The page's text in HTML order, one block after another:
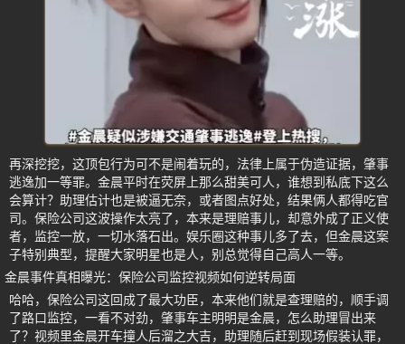
再深挖挖，这顶包行为可不是闹着玩的，法律上属于伪造证据，肇事
逃逸加一等罪。金晨平时在荧屏上那么甜美可人，谁想到私底下这么
会算计？助理估计也是被逼无奈，或者图点好处，结果俩人都得吃官
司。保险公司这波操作太亮了，本来是理赔事儿，却意外成了正义使
者，监控一放，一切水落石出。娱乐圈这种事儿多了去，但金晨这案
子特别典型，提醒大家明星也是人，别总觉得自己高人一等。
金晨事件真相曝光：保险公司监控视频如何逆转局面
哈哈，保险公司这回成了最大功臣，本来他们就是查理赔的，顺手调
了路口监控，一看不对劲，肇事车主明明是金晨，怎么助理冒出来
了？视频里金晨开车撞人后溜之大吉，助理随后赶到现场假装认罪，